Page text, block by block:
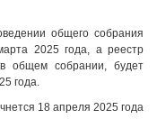
общего собрания
2025 года, а реестр
общем собрании, будет
года.
18 апреля 2025 года